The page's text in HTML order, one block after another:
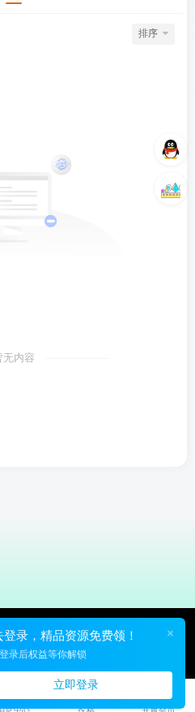
排序
无内容
×
登录，精品资源免费领！
录后权益等你解锁
立即登录
资源网 保留资源解释权
载耗时 0.143 秒
息中心 投稿 开通会员